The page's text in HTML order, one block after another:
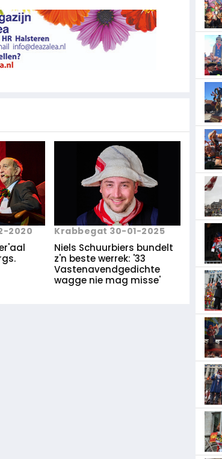
2020 Krabbegat 30-01-2025
Niels Schuurbiers bundelt
z'n beste werrek: '33
Vastenavendgedichte
wagge nie mag misse'